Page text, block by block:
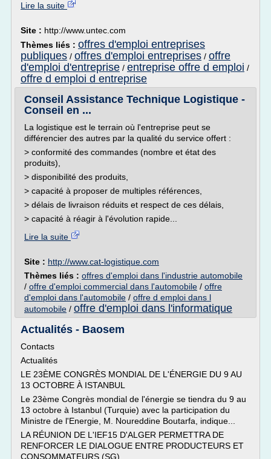
Lire la suite
Site : http://www.untec.com
Thèmes liés : offres d'emploi entreprises
publiques / offres d'emploi entreprises / offre
d'emploi d'entreprise / entreprise offre d emploi /
offre d emploi d entreprise
Conseil Assistance Technique Logistique -
Conseil en ...
La logistique est le terrain où l'entreprise peut se
différencier des autres par la qualité du service offert :
> conformité des commandes (nombre et état des
produits),
> disponibilité des produits,
> capacité à proposer de multiples références,
> délais de livraison réduits et respect de ces délais,
> capacité à réagir à l'évolution rapide...
Lire la suite
Site : http://www.cat-logistique.com
Thèmes liés : offres d'emploi dans l'industrie automobile
/ offre d'emploi commercial dans l'automobile / offre
d'emploi dans l'automobile / offre d emploi dans l
automobile / offre d'emploi dans l'informatique
Actualités - Baosem
Contacts
Actualités
LE 23ÈME CONGRÈS MONDIAL DE L'ÉNERGIE DU 9 AU
13 OCTOBRE À ISTANBUL
Le 23ème Congrès mondial de l'énergie se tiendra du 9 au
13 octobre à Istanbul (Turquie) avec la participation du
Ministre de l'Energie, M. Noureddine Boutarfa, indique...
LA RÉUNION DE L'IEF15 D'ALGER PERMETTRA DE
RENFORCER LE DIALOGUE ENTRE PRODUCTEURS ET
CONSOMMATEURS (SG)